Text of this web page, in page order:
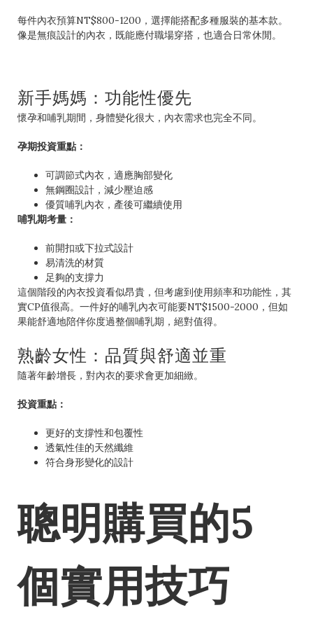
每件內衣預算NT$800-1200，選擇能搭配多種服裝的基本款。
像是無痕設計的內衣，既能應付職場穿搭，也適合日常休閒。
新手媽媽：功能性優先
懷孕和哺乳期間，身體變化很大，內衣需求也完全不同。
孕期投資重點：
可調節式內衣，適應胸部變化
無鋼圈設計，減少壓迫感
優質哺乳內衣，產後可繼續使用
哺乳期考量：
前開扣或下拉式設計
易清洗的材質
足夠的支撐力
這個階段的內衣投資看似昂貴，但考慮到使用頻率和功能性，其
實CP值很高。一件好的哺乳內衣可能要NT$1500-2000，但如
果能舒適地陪伴你度過整個哺乳期，絕對值得。
熟齡女性：品質與舒適並重
隨著年齡增長，對內衣的要求會更加細緻。
投資重點：
更好的支撐性和包覆性
透氣性佳的天然纖維
符合身形變化的設計
聰明購買的5
個實用技巧